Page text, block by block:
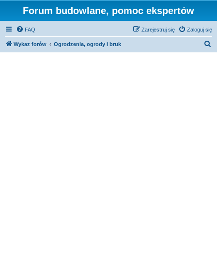
Forum budowlane, pomoc ekspertów
FAQ Zaloguj się
Zarejestruj się
Wykaz forów Ogrodzenia, ogrody i bruk